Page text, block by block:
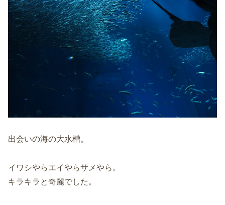
出会いの海の大水槽。
イワシやらエイやらサメやら。
キラキラと奇麗でした。